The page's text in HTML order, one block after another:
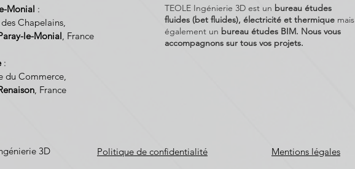
Monial :
Chapelains,
le-Monial, France
:
du Commerce,
, France
TEOLE Ingénierie 3D est un bureau études
fluides (bet fluides), électricité et thermique mais
également un bureau études BIM. Nous vous
accompagnons sur tous vos projets.
3D Politique de confidentialité Mentions légales